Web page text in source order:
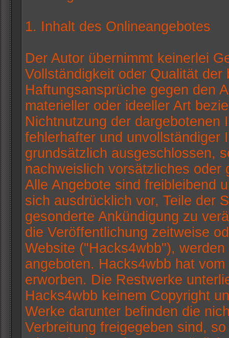
1. Inhalt des Onlineangebotes
Der Autor übernimmt keinerlei
Vollständigkeit oder Qualität
Haftungsansprüche gegen den
materieller oder ideeller Art
Nichtnutzung der dargebotenen
fehlerhafter und unvollständiger
grundsätzlich ausgeschlossen,
nachweislich vorsätzliches oder
Alle Angebote sind freibleibend
sich ausdrücklich vor, Teile der
gesonderte Ankündigung zu
die Veröffentlichung zeitweise
Website ("Hacks4wbb"),
angeboten. Hacks4wbb hat
erworben. Die Restwerke
Hacks4wbb keinem Copyright
Werke darunter befinden die
Verbreitung freigegeben sind,